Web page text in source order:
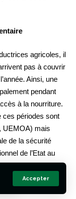
Accepter
agricoles, il
pas à couvrir
Ainsi, une
pendant
à la nourriture.
ces périodes sont
UEMOA) mais
de la sécurité
de l’Etat au
les communes.
d’alerte
réel du